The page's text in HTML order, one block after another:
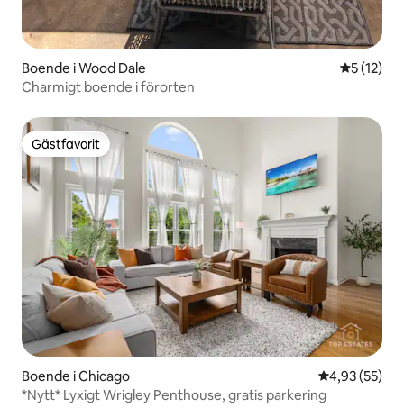
Boende i Wood Dale 5 av 5 i
5 (12)
Charmigt boende i förorten
Gästfavorit
Gästfavorit
Boende i Chicago 4,93 av 5 i
4,93 (55)
*Nytt* Lyxigt Wrigley Penthouse, gratis parkering